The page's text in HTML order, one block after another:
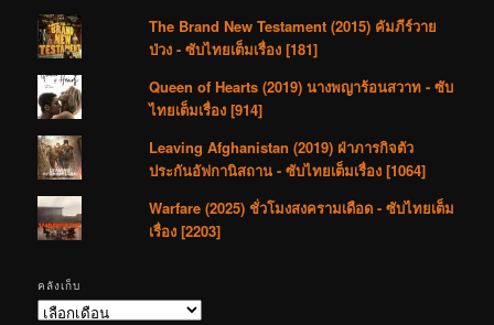
The Brand New Testament (2015) คัมภีร์วาย
ป่วง - ซับไทยเต็มเรื่อง [181]
Queen of Hearts (2019) นางพญาร้อนสวาท - ซับ
ไทยเต็มเรื่อง [914]
Leaving Afghanistan (2019) ฝ่าภารกิจตัว
ประกันอัฟกานิสถาน - ซับไทยเต็มเรื่อง [1064]
Warfare (2025) ชั่วโมงสงครามเดือด - ซับไทยเต็ม
เรื่อง [2203]
คลังเก็บ
คลัง